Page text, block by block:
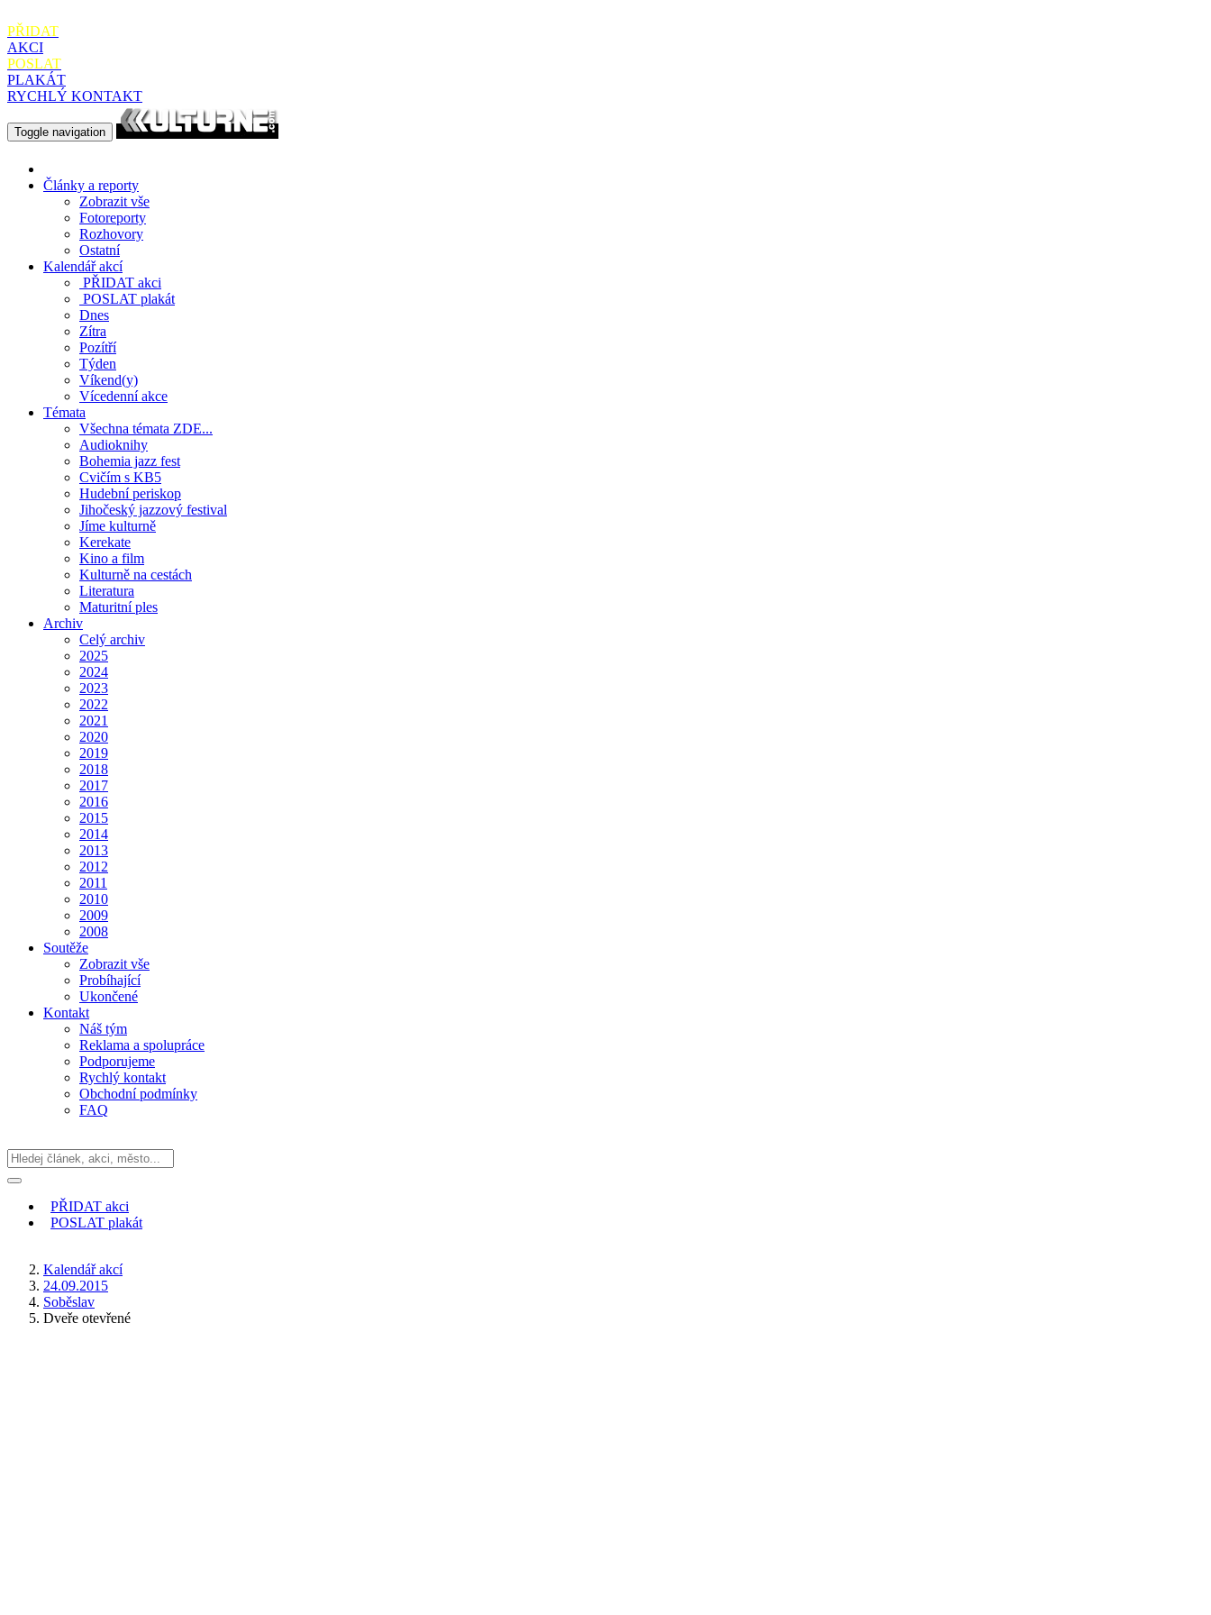
PŘIDAT
AKCI
POSLAT
PLAKÁT
RYCHLÝ KONTAKT
Toggle navigation
Články a reporty
Zobrazit vše
Fotoreporty
Rozhovory
Ostatní
Kalendář akcí
PŘIDAT akci
POSLAT plakát
Dnes
Zítra
Pozítří
Týden
Víkend(y)
Vícedenní akce
Témata
Všechna témata ZDE...
Audioknihy
Bohemia jazz fest
Cvičím s KB5
Hudební periskop
Jihočeský jazzový festival
Jíme kulturně
Kerekate
Kino a film
Kulturně na cestách
Literatura
Maturitní ples
Archiv
Celý archiv
2025
2024
2023
2022
2021
2020
2019
2018
2017
2016
2015
2014
2013
2012
2011
2010
2009
2008
Soutěže
Zobrazit vše
Probíhající
Ukončené
Kontakt
Náš tým
Reklama a spolupráce
Podporujeme
Rychlý kontakt
Obchodní podmínky
FAQ
PŘIDAT akci
POSLAT plakát
Kalendář akcí
24.09.2015
Soběslav
Dveře otevřené